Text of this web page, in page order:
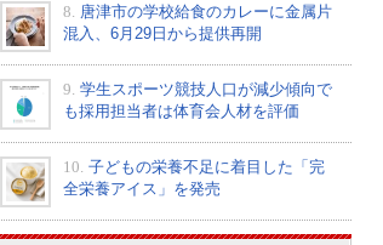
8. 唐津市の学校給食のカレーに金属片
混入、6月29日から提供再開
9. 学生スポーツ競技人口が減少傾向で
も採用担当者は体育会人材を評価
10. 子どもの栄養不足に着目した「完
全栄養アイス」を発売